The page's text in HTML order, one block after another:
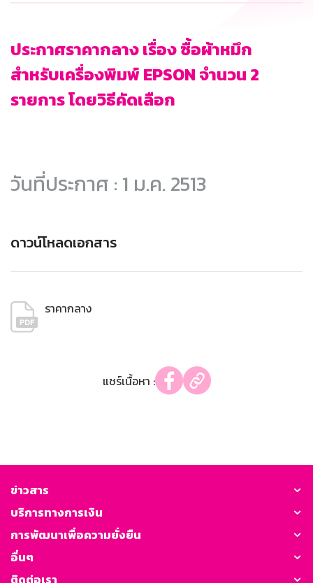
ประกาศราคากลาง เรื่อง ซื้อผ้าหมึก
สำหรับเครื่องพิมพ์ EPSON จำนวน 2
รายการ โดยวิธีคัดเลือก
วันที่ประกาศ : 1 ม.ค. 2513
ดาวน์โหลดเอกสาร
ราคากลาง
แชร์เนื้อหา :
ข่าวสาร
บริการทางการเงิน
การพัฒนาเพื่อความยั่งยืน
อื่นๆ